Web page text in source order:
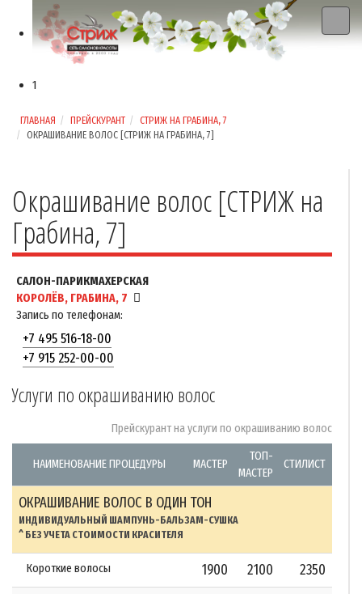
1
ГЛАВНАЯ ПРЕЙСКУРАНТ
СТРИЖ НА ГРАБИНА, 7
ОКРАШИВАНИЕ ВОЛОС [СТРИЖ НА ГРАБИНА, 7]
Окрашивание волос [СТРИЖ на
Грабина, 7]
САЛОН-ПАРИКМАХЕРСКАЯ
КОРОЛЁВ, ГРАБИНА, 7
Запись по телефонам:
+7 495 516-18-00
+7 915 252-00-00
Услуги по окрашиванию волос
Прейскурант на услуги по окрашиванию волос
НАИМЕНОВАНИЕ ПРОЦЕДУРЫ МАСТЕР
ТОП-
МАСТЕР
СТИЛИСТ
ОКРАШИВАНИЕ ВОЛОС В ОДИН ТОН
ИНДИВИДУАЛЬНЫЙ ШАМПУНЬ-БАЛЬЗАМ-СУШКА
^ БЕЗ УЧЕТА СТОИМОСТИ КРАСИТЕЛЯ
Короткие волосы 1900 2100 2350